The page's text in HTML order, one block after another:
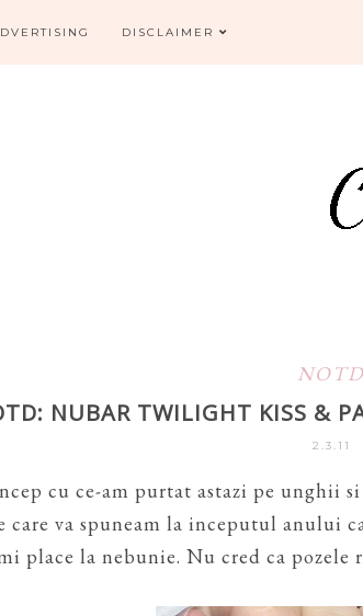
DISCLAIMER
NOTD
NUBAR TWILIGHT KISS &
2.3.11
cu ce-am purtat astazi pe unghii
care va spuneam la inceputul anului
place la nebunie. Nu cred ca pozele